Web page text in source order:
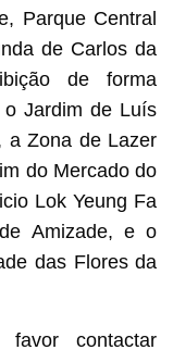
Parque Central
de Carlos da
de forma
o Jardim de Luís
a Zona de Lazer
do Mercado do
Lok Yeung Fa
Amizade, e o
das Flores da
contactar